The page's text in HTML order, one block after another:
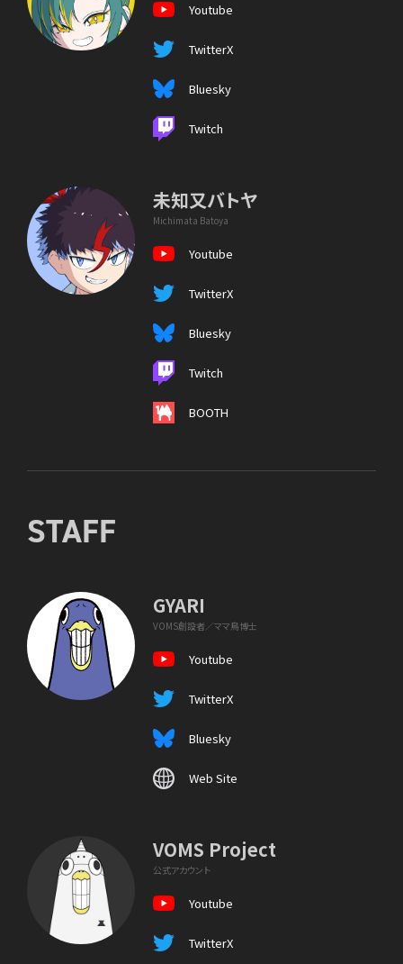
Youtube
TwitterX
Bluesky
Twitch
未知又バトヤ
Michimata Batoya
Youtube
TwitterX
Bluesky
Twitch
BOOTH
STAFF
GYARI
VOMS創設者／ママ鳥博士
Youtube
TwitterX
Bluesky
Web Site
VOMS Project
公式アカウント
Youtube
TwitterX